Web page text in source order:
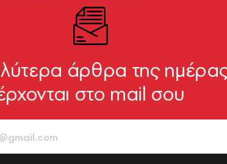
τηλεοπτικό σταθμό
άρθρα της
στο mail σου